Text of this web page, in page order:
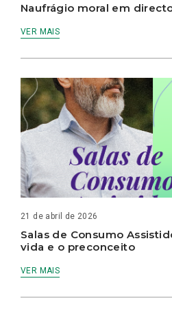
Naufrágio moral em
VER MAIS
21 de abril de 2026
Salas de Consumo
vida e o preconceito
VER MAIS